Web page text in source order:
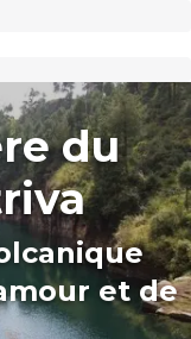
du
et de